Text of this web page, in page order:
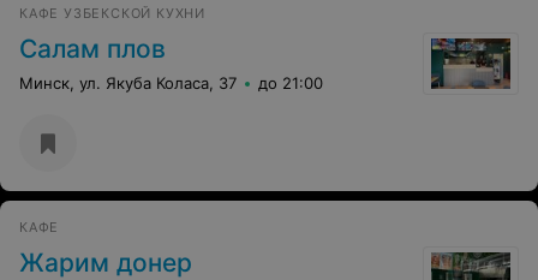
КАФЕ УЗБЕКСКОЙ КУХНИ
Салам плов
Минск, ул. Якуба Коласа, 37 до 21:00
КАФЕ
Жарим донер